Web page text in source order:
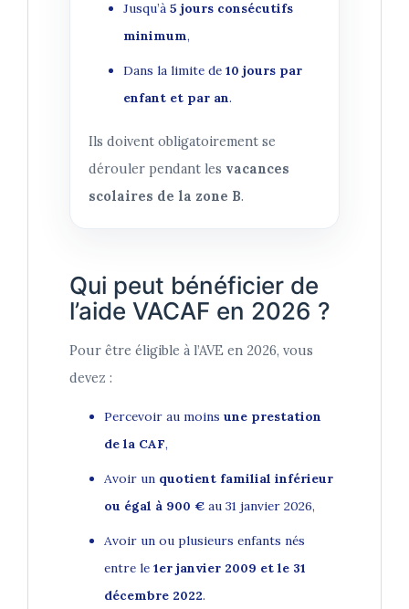
Jusqu’à 5 jours consécutifs
minimum,
Dans la limite de 10 jours par
enfant et par an.
Ils doivent obligatoirement se
dérouler pendant les vacances
scolaires de la zone B.
Qui peut bénéficier de
l’aide VACAF en 2026 ?
Pour être éligible à l’AVE en 2026, vous
devez :
Percevoir au moins une prestation
de la CAF,
Avoir un quotient familial inférieur
ou égal à 900 € au 31 janvier 2026,
Avoir un ou plusieurs enfants nés
entre le 1er janvier 2009 et le 31
décembre 2022.